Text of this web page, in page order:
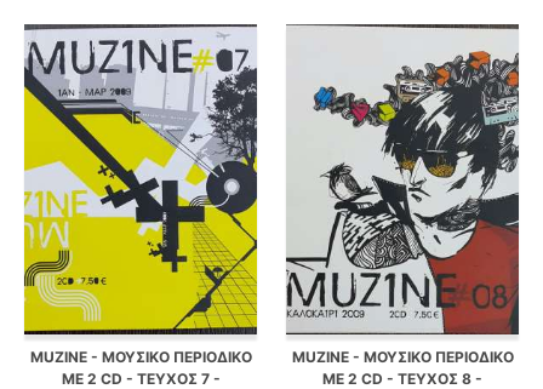
MUZINE - ΜΟΥΣΙΚΟ ΠΕΡΙΟΔΙΚΟ
ΜΕ 2 CD - ΤΕΥΧΟΣ 7 -
MUZINE - ΜΟΥΣΙΚΟ ΠΕΡΙΟΔΙΚΟ
ΜΕ 2 CD - ΤΕΥΧΟΣ 8 -